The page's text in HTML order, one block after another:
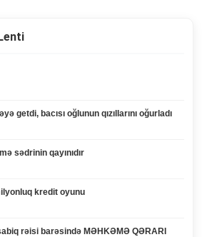
getdi, bacısı oğlunun qızıllarını oğurladı
sədrinin qayınıdır
kredit oyunu
rəisi barəsində MƏHKƏMƏ QƏRARI